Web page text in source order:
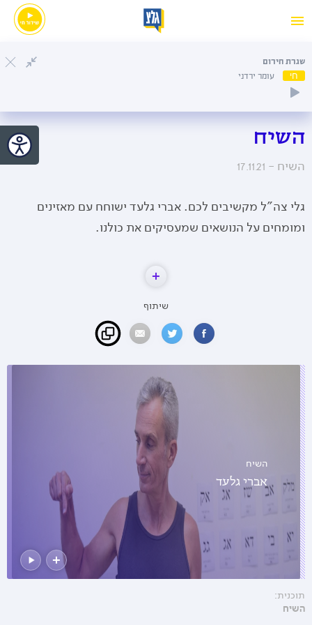
שגרת חירום
חי עומר ירדני
השיח
השיח - 17.11.21
גלי צה"ל מקשיבים לכם. אברי גלעד ישוחח עם מאזינים
ומומחים על הנושאים שמעסיקים את כולנו.
שיתוף
השיח
אברי גלעד
תוכנית:
השיח